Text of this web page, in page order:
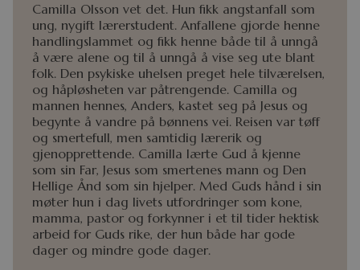
Camilla Olsson vet det. Hun fikk angstanfall som
ung, nygift lærerstudent. Anfallene gjorde henne
handlingslammet og fikk henne både til å unngå
å være alene og til å unngå å vise seg ute blant
folk. Den psykiske uhelsen preget hele tilværelsen,
og håpløsheten var påtrengende. Camilla og
mannen hennes, Anders, kastet seg på Jesus og
begynte å vandre på bønnens vei. Reisen var tøff
og smertefull, men samtidig lærerik og
gjenopprettende. Camilla lærte Gud å kjenne
som sin Far, Jesus som smertenes mann og Den
Hellige Ånd som sin hjelper. Med Guds hånd i sin
møter hun i dag livets utfordringer som kone,
mamma, pastor og forkynner i et til tider hektisk
arbeid for Guds rike, der hun både har gode
dager og mindre gode dager.